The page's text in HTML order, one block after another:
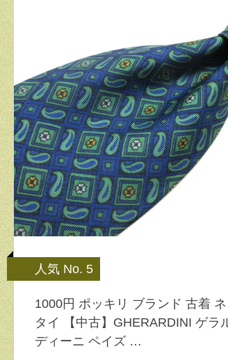
人気 No. 5
1000円 ポッキリ ブランド 古着 ネ
タイ 【中古】GHERARDINI ゲラ
ディーニ ペイズ …